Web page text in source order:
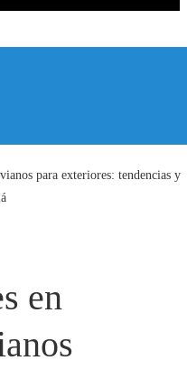
para exteriores: tendencias y
en